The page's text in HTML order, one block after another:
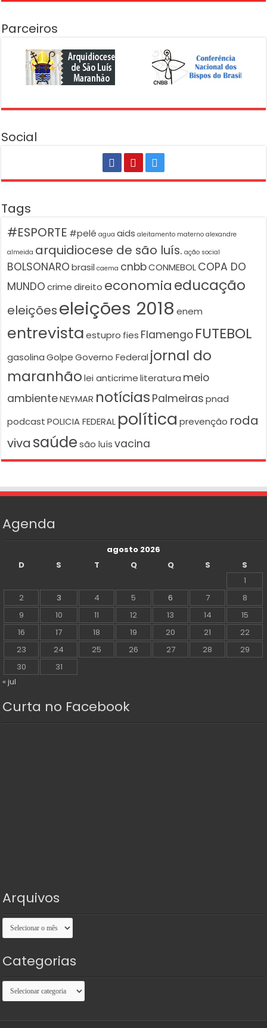
Parceiros
Social
Tags
#ESPORTE #pelé agua aids aleitamento materno alexandre
almeida arquidiocese de são luís. ação social
BOLSONARO brasil caema cnbbCONMEBOLCOPA DO
MUNDO crime direito economiaeducação
eleiçõeseleições 2018 enem
entrevista estupro fies Flamengo FUTEBOL
gasolina Golpe Governo Federal jornal do
maranhão lei anticrime literatura meio
ambienteNEYMAR notícias Palmeiras pnad
podcast POLICIA FEDERAL política prevenção roda
viva saúde são luís vacina
Agenda
agosto 2026
D
S T Q Q S
S
1
2
3 4 5 6 7
8
9
10 11 12 13 14
15
16
17 18 19 20 21
22
23
24 25 26 27 28
29
30
31
« jul
Curta no Facebook
Arquivos
Arquivos
Categorias
Categorias